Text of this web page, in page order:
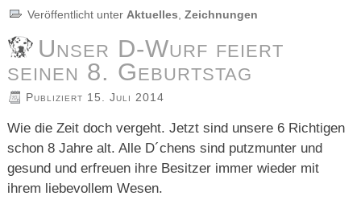
Veröffentlicht unter Aktuelles ,Zeichnungen
Unser D-Wurf feiert
seinen 8. Geburtstag
Publiziert 15. Juli 2014
Wie die Zeit doch vergeht. Jetzt sind unsere 6 Richtigen
schon 8 Jahre alt. Alle D´chens sind putzmunter und
gesund und erfreuen ihre Besitzer immer wieder mit
ihrem liebevollem Wesen.